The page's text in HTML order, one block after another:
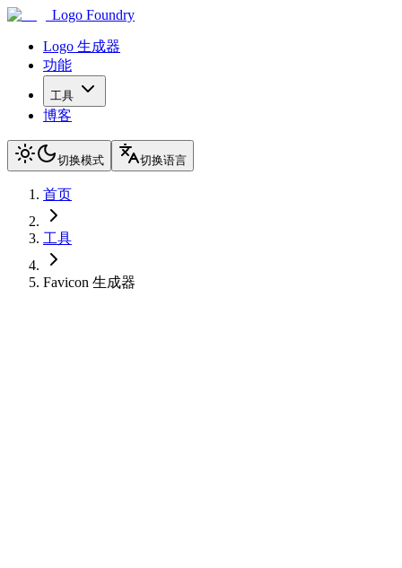
Logo Foundry
Logo 生成器
功能
工具
博客
切换模式 切换语言
首页
工具
Favicon 生成器